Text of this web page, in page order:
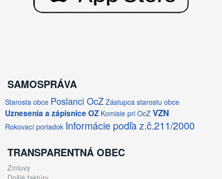
SAMOSPRÁVA
Starosta obce Poslanci OcZ Zástupca starostu obce
Uznesenia a zápisnice OZ Komisie pri OcZ VZN
Rokovací poriadok Informácie podľa z.č.211/2000
TRANSPARENTNÁ OBEC
Zmluvy